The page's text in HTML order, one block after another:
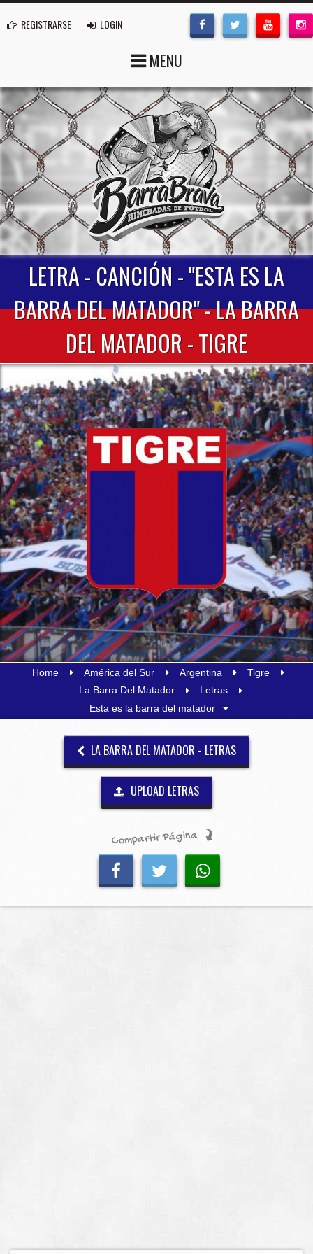
REGISTRARSE LOGIN
MENU
LETRA - CANCIÓN - "ESTA ES LA
BARRA DEL MATADOR" - LA BARRA
DEL MATADOR - TIGRE
Home América del Sur Argentina
Tigre
La Barra Del Matador
Letras
Esta es la barra del matador
LA BARRA DEL MATADOR - LETRAS
UPLOAD LETRAS
Compartir Página